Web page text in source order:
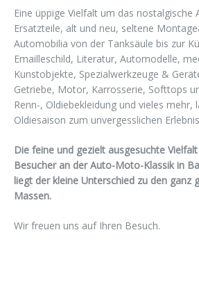
Eine üppige Vielfalt um das nostalgische
Ersatzteile, alt und neu, seltene
Automobilia von der Tanksäule bis zur
Emailleschild, Literatur, Automodelle,
Kunstobjekte, Spezialwerkzeuge &
Getriebe, Motor, Karrosserie, Softtops
Renn-, Oldiebekleidung und vieles mehr,
Oldiesaison zum unvergesslichen
Die feine und gezielt ausgesuchte
Besucher an der Auto-Moto-Klassik in
liegt der kleine Unterschied zu den ganz
Massen.
Wir freuen uns auf Ihren Besuch.